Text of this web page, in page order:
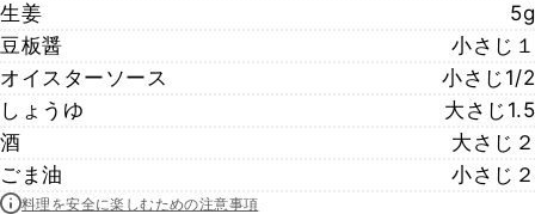
生姜
5g
豆板醤
小さじ１
オイスターソース
小さじ1/2
しょうゆ
大さじ1.5
酒
大さじ２
ごま油
小さじ２
料理を安全に楽しむための注意事項